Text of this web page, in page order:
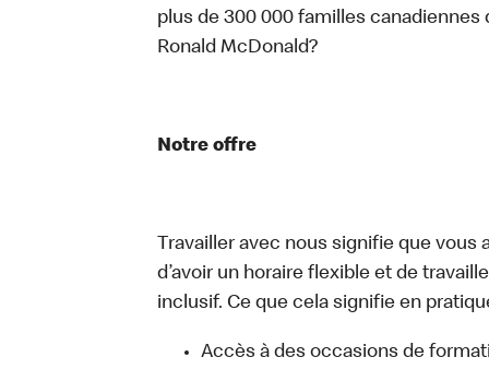
plus de 300 000 familles canadiennes
Ronald McDonald?
Notre offre
Travailler avec nous signifie que vous
d’avoir un horaire flexible et de
inclusif. Ce que cela signifie en
Accès à des occasions de